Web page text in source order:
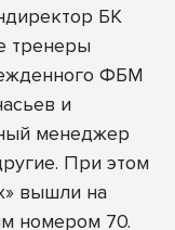
БК
тренеры
ФБМ
и
менеджер
При этом
вышли на
номером 70.